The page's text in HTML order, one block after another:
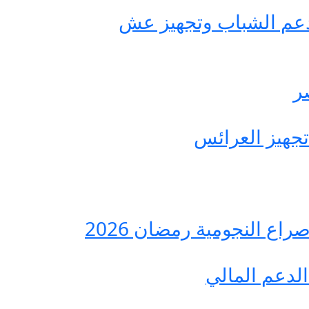
مصر لدعم الشباب وتجهيز عش
رمضان 2026
المالي